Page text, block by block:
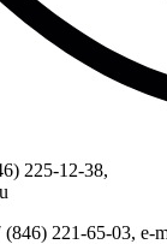
225-12-38,
221-65-03, e-